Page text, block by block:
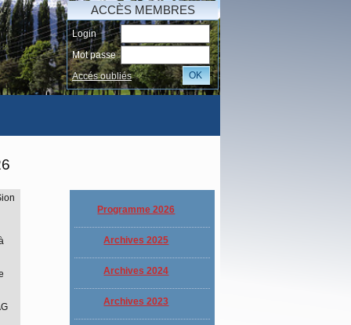
ACCÈS MEMBRES
Login
Mot passe
Accés oubliés
OK
Programme 2026
Archives 2025
Archives 2024
Archives 2023